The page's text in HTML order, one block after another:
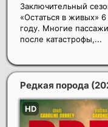
Заключительный
«Остаться в живых»
году. Многие
после катастрофы,...
Редкая порода